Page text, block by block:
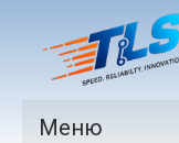
Меню